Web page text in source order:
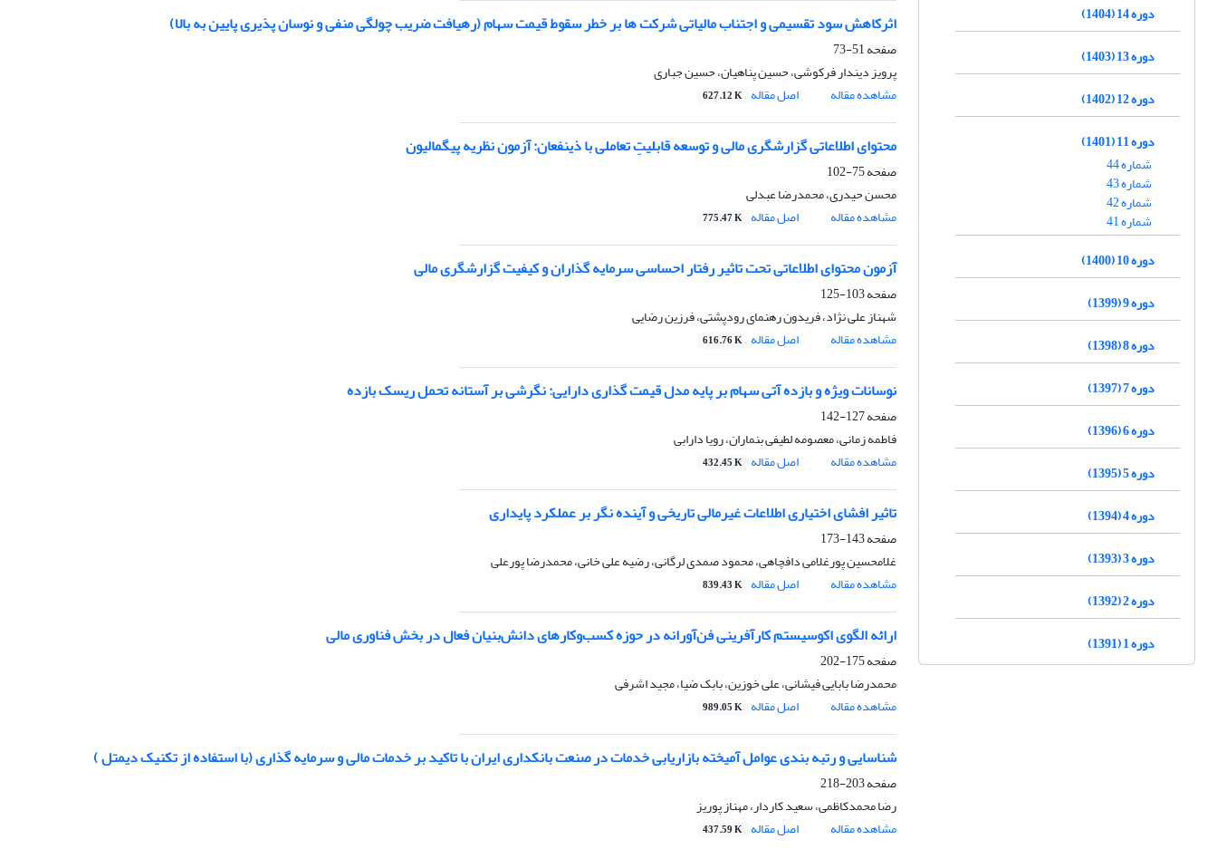
اثرکاهش سود تقسیمی و اجتناب مالیاتی شرکت ها بر خطر سقوط قیمت سهام (رهیافت ضریب چولگی منفی و نوسان پذیری پایین به بالا)
صفحه51-73
پرویز دیندار فرکوشی، حسین پناهیان، حسین جباری
مشاهده مقاله
اصل مقاله 627.12 K
محتوای اطلاعاتی گزارشگری مالی و توسعه قابلیتِ تعاملی با ذینفعان: آزمون نظریه پیگمالیون
صفحه75-102
محسن حیدری، محمدرضا عبدلی
مشاهده مقاله
اصل مقاله 775.47 K
آزمون محتوای اطلاعاتی تحت تاثیر رفتار احساسی سرمایه گذاران و کیفیت گزارشگری مالی
صفحه103-125
شهناز علی نژاد، فریدون رهنمای رودپشتی، فرزین رضایی
مشاهده مقاله
اصل مقاله 616.76 K
نوسانات ویژه و بازده آتی سهام بر پایه مدل قیمت گذاری دارایی: نگرشی بر آستانه تحمل ریسک بازده
صفحه127-142
فاطمه زمانی، معصومه لطیفی بنماران، رویا دارابی
مشاهده مقاله
اصل مقاله 432.45 K
تاثیر افشای اختیاری اطلاعات غیرمالی تاریخی و آینده نگر بر عملکرد پایداری
صفحه143-173
غلامحسین پورغلامی دافچاهی، محمود صمدی لرگانی، رضیه علی خانی، محمدرضا پورعلی
مشاهده مقاله
اصل مقاله 839.43 K
ارائه الگوی اکوسیستم کارآفرینی فن‌آورانه در حوزه کسب‌وکارهای دانش‌بنیان فعال در بخش فناوری مالی
صفحه175-202
محمدرضا بابایی فیشانی، علی خوزین، بابک ضیا، مجید اشرفی
مشاهده مقاله
اصل مقاله 989.05 K
شناسایی و رتبه بندی عوامل آمیخته بازاریابی خدمات در صنعت بانکداری ایران با تاکید بر خدمات مالی و سرمایه گذاری (با استفاده از تکنیک دیمتل )
صفحه203-218
رضا محمدکاظمی، سعید کاردار، مهناز پوریز
مشاهده مقاله
اصل مقاله 437.59 K
دوره 14 (1404)
دوره 13 (1403)
دوره 12 (1402)
دوره 11 (1401)
شماره 44
شماره 43
شماره 42
شماره 41
دوره 10 (1400)
دوره 9 (1399)
دوره 8 (1398)
دوره 7 (1397)
دوره 6 (1396)
دوره 5 (1395)
دوره 4 (1394)
دوره 3 (1393)
دوره 2 (1392)
دوره 1 (1391)